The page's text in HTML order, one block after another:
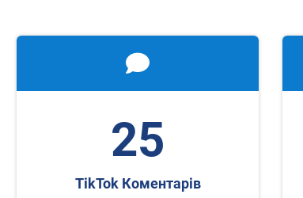
25
TikTok Коментарів